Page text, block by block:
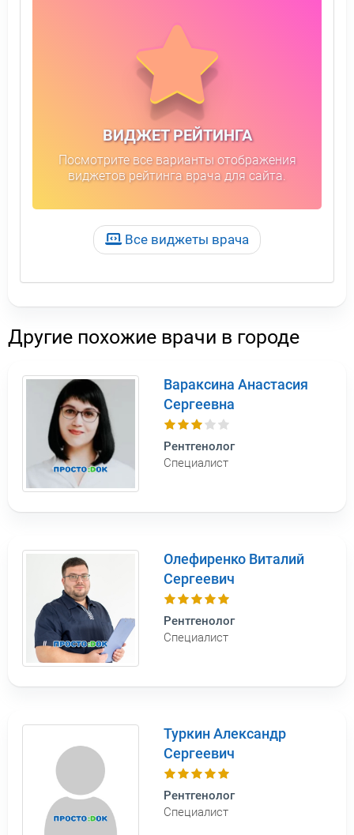
ВИДЖЕТ РЕЙТИНГА
Посмотрите все варианты отображения
виджетов рейтинга врача для сайта.
Все виджеты врача
Другие похожие врачи в городе
Вараксина Анастасия
Сергеевна
Рентгенолог
Специалист
Олефиренко Виталий
Сергеевич
Рентгенолог
Специалист
Туркин Александр
Сергеевич
Рентгенолог
Специалист